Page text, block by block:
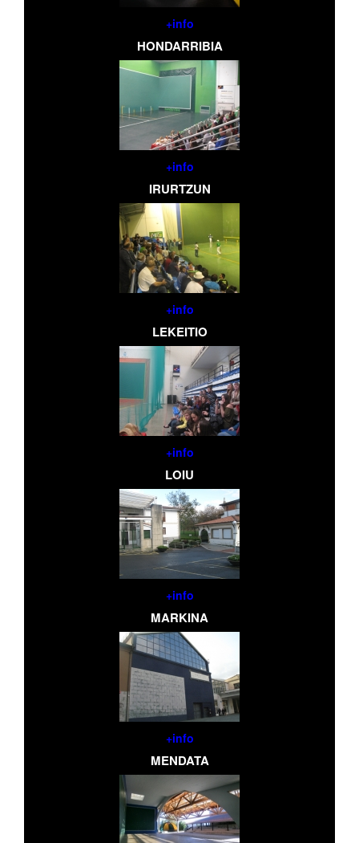
+info
HONDARRIBIA
+info
IRURTZUN
+info
LEKEITIO
+info
LOIU
+info
MARKINA
+info
MENDATA